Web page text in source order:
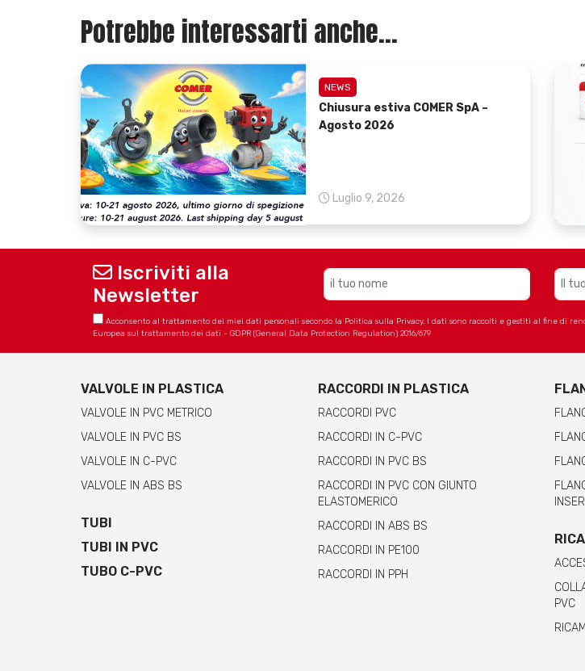
Potrebbe interessarti anche...
NEWS
Chiusura estiva COMER SpA –
Agosto 2026
Luglio 9, 2026
Iscriviti alla
Newsletter
Acconsento al trattamento dei miei dati personali secondo la Politica sulla Privacy. I dati sono raccolti e gestiti al fine di
Europea sul trattamento dei dati - GDPR (General Data Protection Regulation) 2016/679
VALVOLE IN PLASTICA
VALVOLE IN PVC METRICO
VALVOLE IN PVC BS
VALVOLE IN C-PVC
VALVOLE IN ABS BS
TUBI
TUBI IN PVC
TUBO C-PVC
RACCORDI IN PLASTICA
RACCORDI PVC
RACCORDI IN C-PVC
RACCORDI IN PVC BS
RACCORDI IN PVC CON GIUNTO
ELASTOMERICO
RACCORDI IN ABS BS
RACCORDI IN PE100
RACCORDI IN PPH
PVC